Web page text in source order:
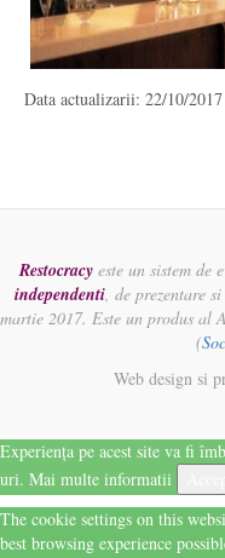
Data actualizarii: 22/10/2017
Restocracy este un sistem de
independenti, de prezentare
martie 2017. Este un produs al
(
Web design si
Experiența pe acest site va fi
uri. Mai multe informatii
The cookie settings on this
best browsing experience